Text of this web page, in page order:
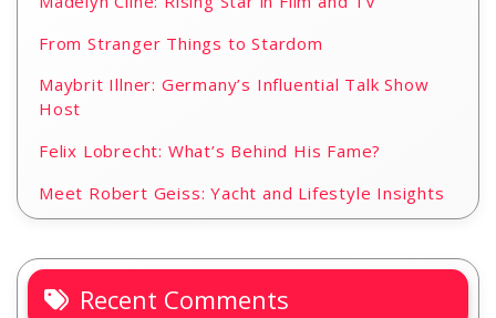
From Stranger Things to Stardom
Maybrit Illner: Germany’s Influential Talk Show
Host
Felix Lobrecht: What’s Behind His Fame?
Meet Robert Geiss: Yacht and Lifestyle Insights
Recent Comments